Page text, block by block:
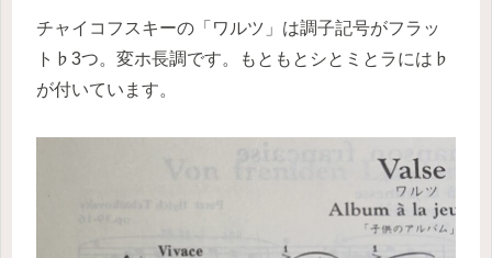
チャイコフスキーの「ワルツ」は調子記号がフラッ
ト♭3つ。変ホ長調です。もともとシとミとラには♭
が付いています。